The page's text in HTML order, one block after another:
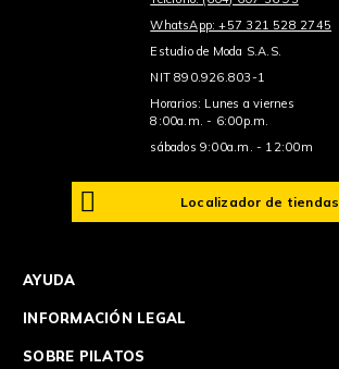
WhatsApp: +57 321 528 2745
Estudio de Moda S.A.S.
NIT 890.926.803-1
Horarios: Lunes a viernes
8:00a.m. - 6:00p.m.
sábados 9:00a.m. - 12:00m
Localizador de tiendas
AYUDA
INFORMACIÓN LEGAL
SOBRE PILATOS